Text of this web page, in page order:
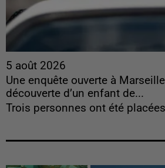
5 août 2026
Une enquête ouverte à
découverte d’un enfant de...
Trois personnes ont été